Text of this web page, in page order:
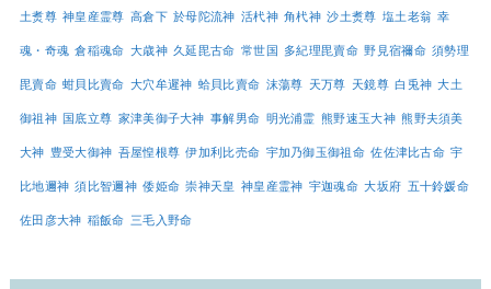
土煑尊 神皇産霊尊 高倉下 於母陀流神 活杙神 角杙神 沙土煑尊 塩土老翁 幸
魂・奇魂 倉稲魂命 大歳神 久延毘古命 常世国 多紀理毘賣命 野見宿禰命 須勢理
毘賣命 蚶貝比賣命 大穴牟遲神 蛤貝比賣命 沫蕩尊 天万尊 天鏡尊 白兎神 大土
御祖神 国底立尊 家津美御子大神 事解男命 明光浦霊 熊野速玉大神 熊野夫須美
大神 豊受大御神 吾屋惶根尊 伊加利比売命 宇加乃御玉御祖命 佐佐津比古命 宇
比地邇神 須比智邇神 倭姫命 崇神天皇 神皇産霊神 宇迦魂命 大坂府 五十鈴媛命
佐田彦大神 稲飯命 三毛入野命